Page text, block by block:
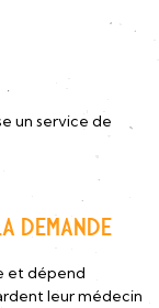
un service de
demande
et dépend
leur médecin